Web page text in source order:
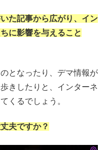
た記事から広がり、イン
に影響を与えること
となったり、デマ情報が
きしたりと、インターネ
くるでしょう。
夫ですか？